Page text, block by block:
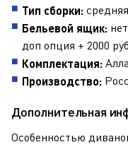
Тип сборки:
Бельевой ящик:
доп опция + 2000
Комплектация:
Производство:
Дополнительная
Особенностью